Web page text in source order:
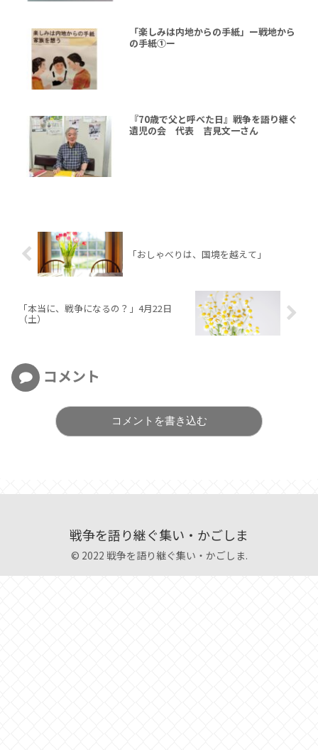
「楽しみは内地からの手紙」ー戦地から
の手紙①ー
『70歳で父と呼べた日』戦争を語り継ぐ
遺児の会 代表 吉見文一さん
「おしゃべりは、国境を越えて」
「本当に、戦争になるの？」4月22日
（土）
コメント
コメントを書き込む
戦争を語り継ぐ集い・かごしま
© 2022 戦争を語り継ぐ集い・かごしま.